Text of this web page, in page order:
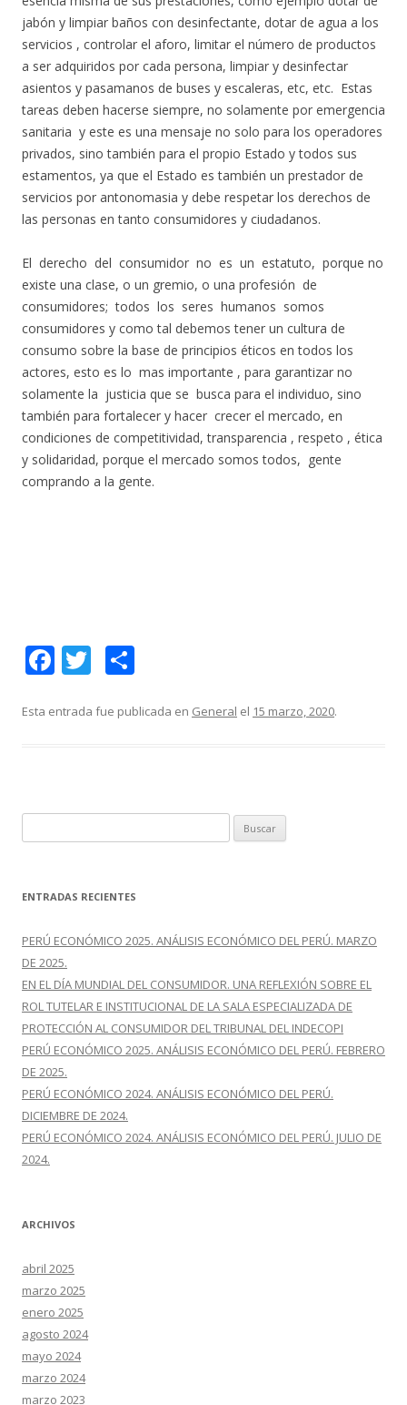
jabón y limpiar baños con desinfectante, dotar de agua a los
servicios , controlar el aforo, limitar el número de productos
a ser adquiridos por cada persona, limpiar y desinfectar
asientos y pasamanos de buses y escaleras, etc, etc. Estas
tareas deben hacerse siempre, no solamente por emergencia
sanitaria y este es una mensaje no solo para los operadores
privados, sino también para el propio Estado y todos sus
estamentos, ya que el Estado es también un prestador de
servicios por antonomasia y debe respetar los derechos de
las personas en tanto consumidores y ciudadanos.
El derecho del consumidor no es un estatuto, porque no
existe una clase, o un gremio, o una profesión de
consumidores; todos los seres humanos somos
consumidores y como tal debemos tener un cultura de
consumo sobre la base de principios éticos en todos los
actores, esto es lo mas importante , para garantizar no
solamente la justicia que se busca para el individuo, sino
también para fortalecer y hacer crecer el mercado, en
condiciones de competitividad, transparencia , respeto , ética
y solidaridad, porque el mercado somos todos, gente
comprando a la gente.
F
e
o
k
T
itt m
ti
r
Esta entrada fue publicada en General el 15 marzo, 2020.
u
c
r
:
ENTRADAS RECIENTES
PERÚ ECONÓMICO 2025. ANÁLISIS ECONÓMICO DEL PERÚ. MARZO
DE 2025.
EN EL DÍA MUNDIAL DEL CONSUMIDOR. UNA REFLEXIÓN SOBRE EL
ROL TUTELAR E INSTITUCIONAL DE LA SALA ESPECIALIZADA DE
PROTECCIÓN AL CONSUMIDOR DEL TRIBUNAL DEL INDECOPI
PERÚ ECONÓMICO 2025. ANÁLISIS ECONÓMICO DEL PERÚ. FEBRERO
DE 2025.
PERÚ ECONÓMICO 2024. ANÁLISIS ECONÓMICO DEL PERÚ.
DICIEMBRE DE 2024.
PERÚ ECONÓMICO 2024. ANÁLISIS ECONÓMICO DEL PERÚ. JULIO DE
2024.
ARCHIVOS
abril 2025
marzo 2025
enero 2025
agosto 2024
mayo 2024
marzo 2024
marzo 2023